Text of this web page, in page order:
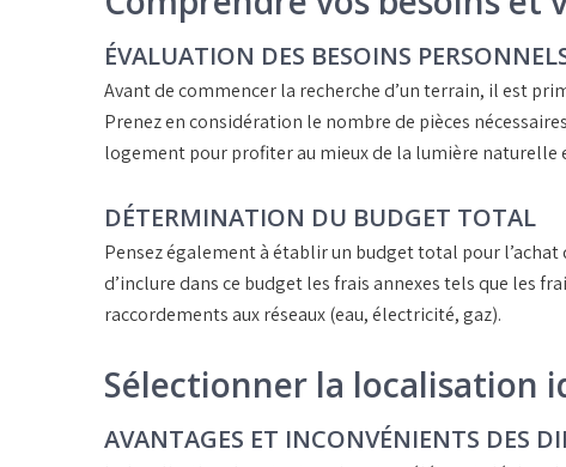
ÉVALUATION DES BESOINS
Avant de commencer la recherche d’un terrain, il est
Prenez en considération le nombre de pièces
logement pour profiter au mieux de la lumière naturelle
DÉTERMINATION DU BUDGET TOTAL
Pensez également à établir un budget total pour
d’inclure dans ce budget les frais annexes tels que les
raccordements aux réseaux (eau, électricité, gaz).
Sélectionner la localisation
AVANTAGES ET INCONVÉNIENTS DES